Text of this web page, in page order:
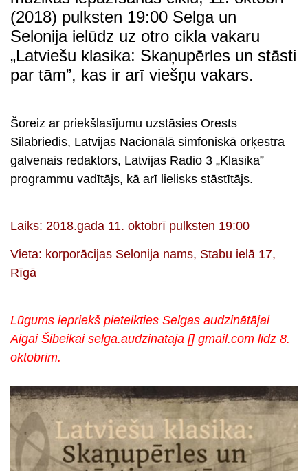
(2018) pulksten 19:00 Selga un
Selonija ielūdz uz otro cikla vakaru
„Latviešu klasika: Skaņupērles un stāsti
par tām”, kas ir arī viešņu vakars.
Šoreiz ar priekšlasījumu uzstāsies Orests
Silabriedis, Latvijas Nacionālā simfoniskā orķestra
galvenais redaktors, Latvijas Radio 3 „Klasika”
programmu vadītājs, kā arī lielisks stāstītājs.
Laiks: 2018.gada 11. oktobrī pulksten 19:00
Vieta: korporācijas Selonija nams, Stabu ielā 17,
Rīgā
Lūgums iepriekš pieteikties Selgas audzinātājai
Aigai Šibeikai selga.audzinataja [] gmail.com līdz 8.
oktobrim.